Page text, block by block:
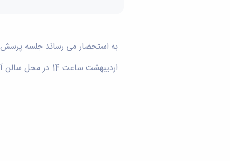
اردیبهشت ساعت 14 در محل سالن آمفی تئاتر دانشکده برگزار می شود.